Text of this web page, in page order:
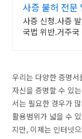
사증 불허 전문
유치 및 한국투
사증 신청.사증
국법 위반.거주
우리는 다양한 증명
자신을 증명할 수 있
서는 필요한 경우가
활용범위가 넓을 수
지만, 이제는 인터넷